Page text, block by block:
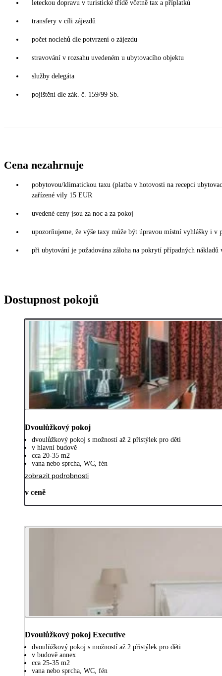
leteckou dopravu v turistické třídě včetně tax a příplatků
transfery v cíli zájezdů
počet noclehů dle potvrzení o zájezdu
stravování v rozsahu uvedeném u ubytovacího objektu
služby delegáta
pojištění dle zák. č. 159/99 Sb.
Cena nezahrnuje
pobytovou/klimatickou taxu (platba v hotovosti na recepci
zařízené vily 15 EUR
uvedené ceny jsou za noc a za pokoj
upozorňujeme, že výše taxy může být úpravou místní vyhlášky i
při ubytování je požadována záloha na pokrytí případných
Dostupnost pokojů
Dvoulůžkový pokoj
dvoulůžkový pokoj s možností až 2 přistýlek pro děti
v hlavní budově
cca 20-35 m2
vana nebo sprcha, WC, fén
zobrazit podrobnosti
v ceně
Dvoulůžkový pokoj Executive
dvoulůžkový pokoj s možností až 2 přistýlek pro děti
v budově annex
cca 25-35 m2
vana nebo sprcha, WC, fén